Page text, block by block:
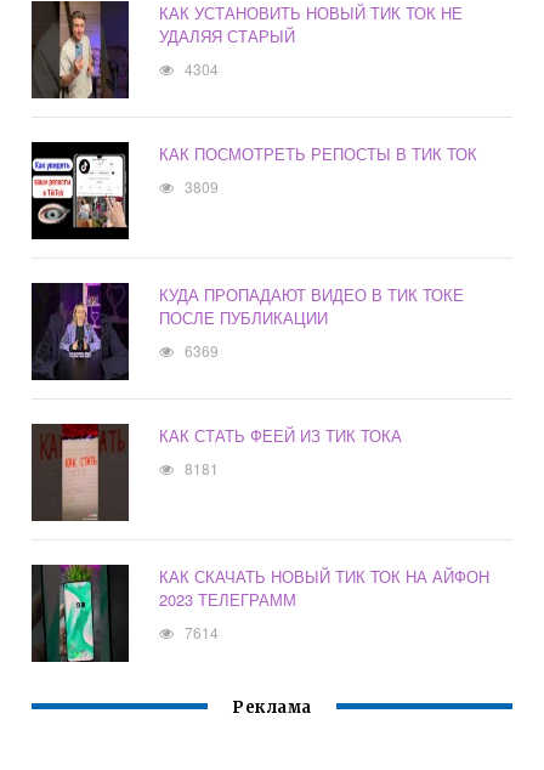
КАК УСТАНОВИТЬ НОВЫЙ ТИК ТОК НЕ
УДАЛЯЯ СТАРЫЙ
4304
КАК ПОСМОТРЕТЬ РЕПОСТЫ В ТИК ТОК
3809
КУДА ПРОПАДАЮТ ВИДЕО В ТИК ТОКЕ
ПОСЛЕ ПУБЛИКАЦИИ
6369
КАК СТАТЬ ФЕЕЙ ИЗ ТИК ТОКА
8181
КАК СКАЧАТЬ НОВЫЙ ТИК ТОК НА АЙФОН
2023 ТЕЛЕГРАММ
7614
Реклама